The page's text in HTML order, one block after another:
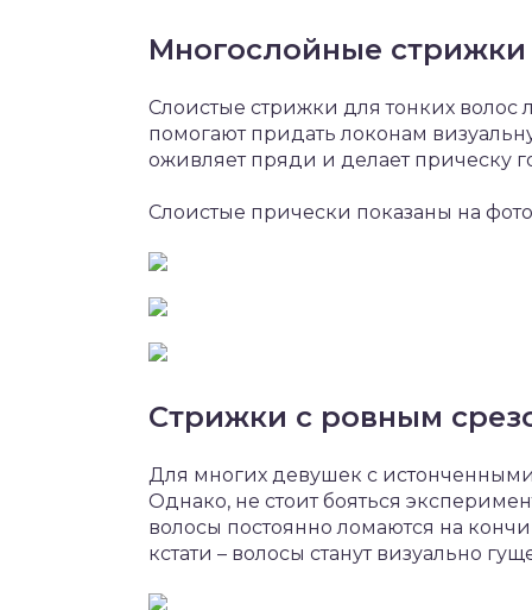
Многослойные стрижки
Слоистые стрижки для тонких
помогают придать локонам
оживляет пряди и делает прическу
Слоистые прически показаны на
Стрижки с ровным
Для многих девушек с истонченными
Однако, не стоит бояться
волосы постоянно ломаются на
кстати – волосы станут визуально